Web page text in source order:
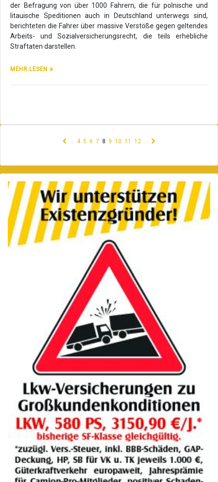
der Befragung von über 1000 Fahrern, die für polnische und
litauische Speditionen auch in Deutschland unterwegs sind,
berichteten die Fahrer über massive Verstöße gegen geltendes
Arbeits- und Sozialversicherungsrecht, die teils erhebliche
Straftaten darstellen.
MEHR LESEN
… 4 5 6 7 8 (current)
9 10 11 12 …